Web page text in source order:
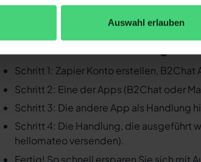
Auswahl erlauben
gibt es keine allgemein gültige Anleitung.
B2Chat und WhatsApp mit Mateo
funktioniert die
Schritt 1: Zapier Konto erstellen,
Schritt 2: Eine der Apps (B2Chat oder
Schritt 3: Die andere App als Handlung
Schritt 4: Die Handlung, die ausgeführt
hellomateo versenden).
Fertig! So schnell ersparen Sie sich mit